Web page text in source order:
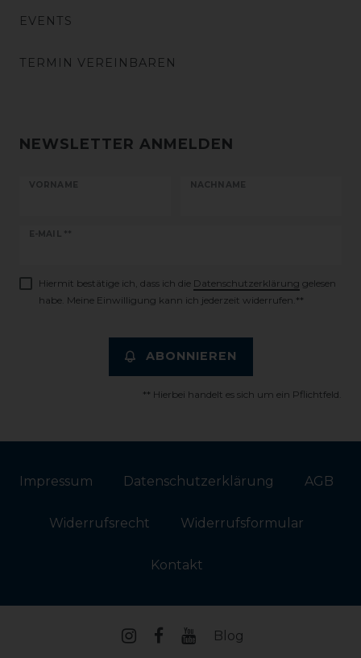
EVENTS
TERMIN VEREINBAREN
NEWSLETTER ANMELDEN
VORNAME NACHNAME
E-MAIL **
Newsletter
Hiermit bestätige ich, dass ich die Daten­schutz­erklärung gelesen
habe. Meine Einwilligung kann ich jederzeit widerrufen.**
ABONNIEREN
** Hierbei handelt es sich um ein Pflichtfeld.
Impressum Daten­schutz­erklärung AGB
Widerrufs­recht Widerrufs­formular
Kontakt
Blog